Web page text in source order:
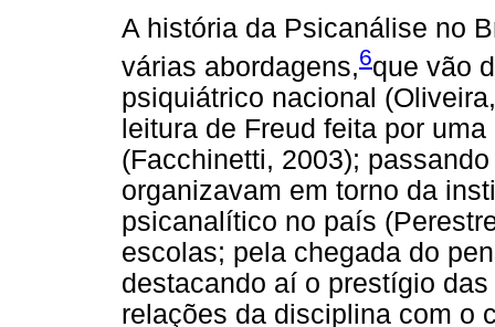
A história da Psicanálise no
várias abordagens,6que vão
psiquiátrico nacional
leitura de Freud feita por
(Facchinetti, 2003);
organizavam em torno da
psicanalítico no país
escolas; pela chegada do
destacando aí o prestígio
relações da disciplina com o